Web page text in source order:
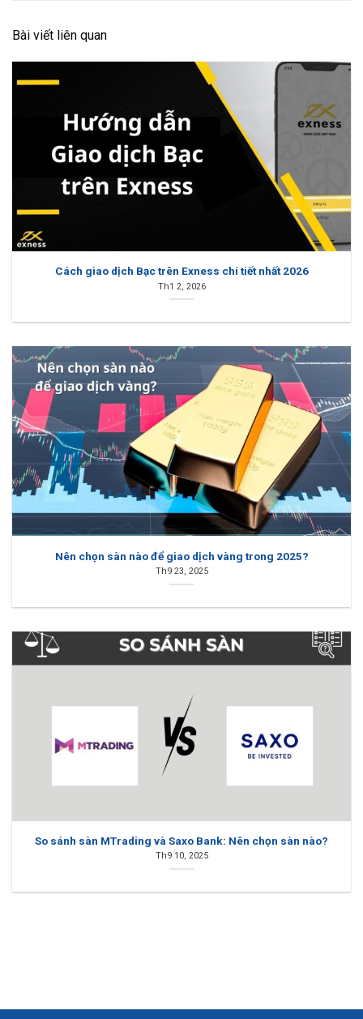
Bài viết liên quan
Cách giao dịch Bạc trên Exness chi tiết nhất 2026
Th1 2, 2026
Nên chọn sàn nào để giao dịch vàng trong 2025?
Th9 23, 2025
So sánh sàn MTrading và Saxo Bank: Nên chọn sàn nào?
Th9 10, 2025